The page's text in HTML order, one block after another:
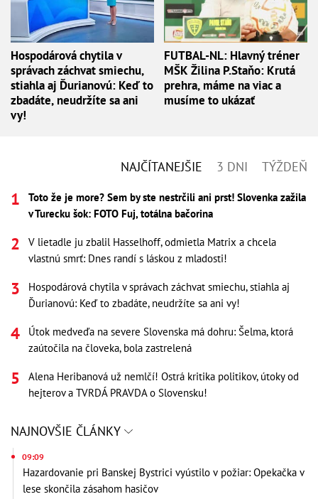
Hospodárová chytila v
správach záchvat smiechu,
stiahla aj Ďurianovú: Keď to
zbadáte, neudržíte sa ani
vy!
FUTBAL-NL: Hlavný tréner
MŠK Žilina P.Staňo: Krutá
prehra, máme na viac a
musíme to ukázať
NAJČÍTANEJŠIE 3 DNI TÝŽDEŇ
Toto že je more? Sem by ste nestrčili ani prst! Slovenka zažila
v Turecku šok: FOTO Fuj, totálna bačorina
V lietadle ju zbalil Hasselhoff, odmietla Matrix a chcela
vlastnú smrť: Dnes randí s láskou z mladosti!
Hospodárová chytila v správach záchvat smiechu, stiahla aj
Ďurianovú: Keď to zbadáte, neudržíte sa ani vy!
Útok medveďa na severe Slovenska má dohru: Šelma, ktorá
zaútočila na človeka, bola zastrelená
Alena Heribanová už nemlčí! Ostrá kritika politikov, útoky od
hejterov a TVRDÁ PRAVDA o Slovensku!
NAJNOVŠIE ČLÁNKY
09:09
Hazardovanie pri Banskej Bystrici vyústilo v požiar: Opekačka v
lese skončila zásahom hasičov